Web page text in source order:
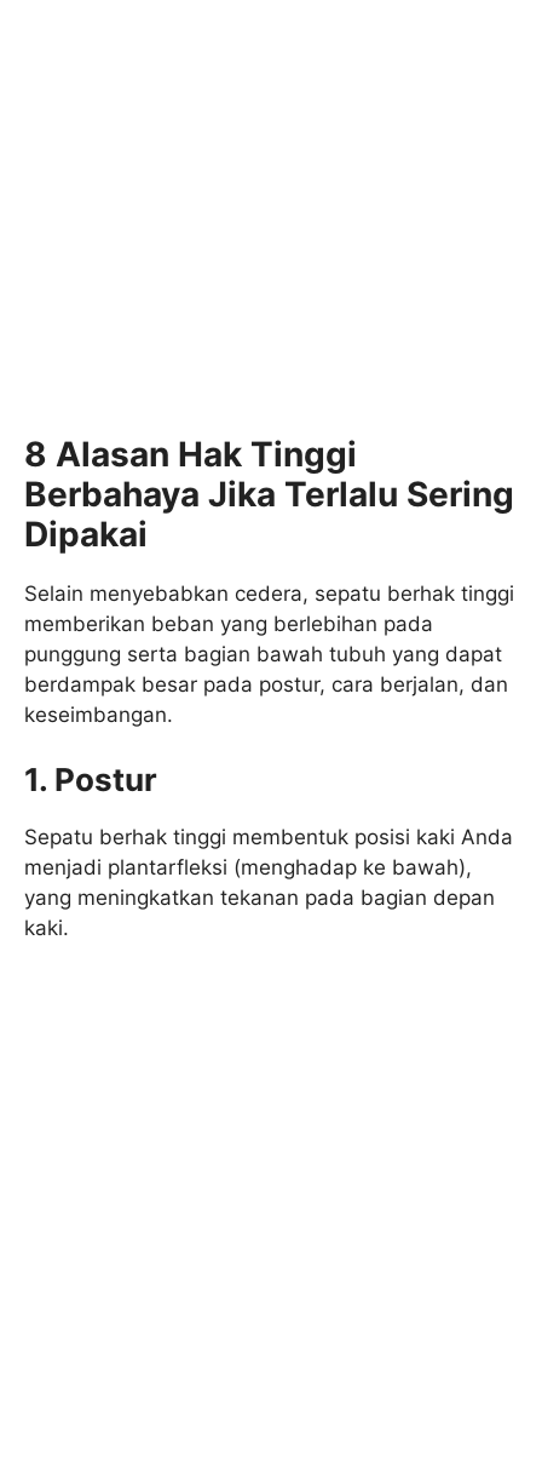
8 Alasan Hak Tinggi
Berbahaya Jika Terlalu Sering
Dipakai
Selain menyebabkan cedera, sepatu berhak tinggi
memberikan beban yang berlebihan pada
punggung serta bagian bawah tubuh yang dapat
berdampak besar pada postur, cara berjalan, dan
keseimbangan.
1. Postur
Sepatu berhak tinggi membentuk posisi kaki Anda
menjadi plantarfleksi (menghadap ke bawah),
yang meningkatkan tekanan pada bagian depan
kaki.